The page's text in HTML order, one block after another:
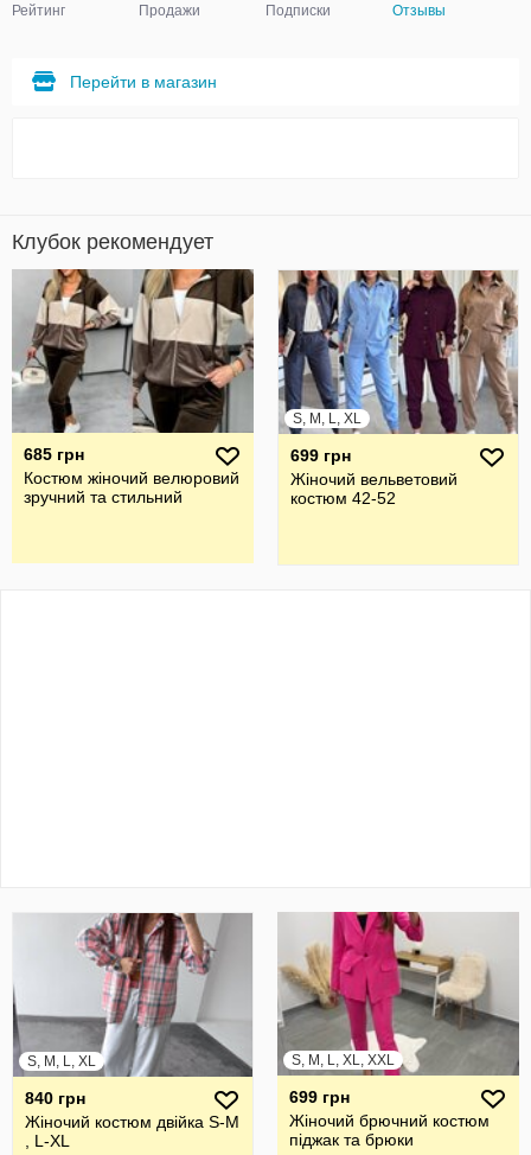
Рейтинг Продажи Подписки Отзывы
Перейти в магазин
Клубок рекомендует
685 грн
Костюм жіночий велюровий
зручний та стильний
S, M, L, XL
699 грн
Жіночий вельветовий
костюм 42-52
S, M, L, XL
840 грн
Жіночий костюм двійка S-M
, L-XL
S, M, L, XL, XXL
699 грн
Жіночий брючний костюм
піджак та брюки